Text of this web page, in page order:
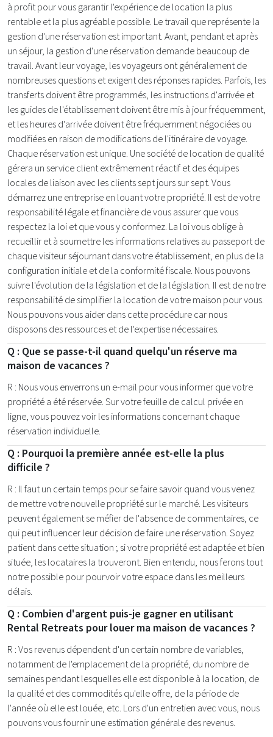
à profit pour vous garantir l'expérience de location la plus
rentable et la plus agréable possible. Le travail que représente la
gestion d'une réservation est important. Avant, pendant et après
un séjour, la gestion d'une réservation demande beaucoup de
travail. Avant leur voyage, les voyageurs ont généralement de
nombreuses questions et exigent des réponses rapides. Parfois, les
transferts doivent être programmés, les instructions d'arrivée et
les guides de l'établissement doivent être mis à jour fréquemment,
et les heures d'arrivée doivent être fréquemment négociées ou
modifiées en raison de modifications de l'itinéraire de voyage.
Chaque réservation est unique. Une société de location de qualité
gérera un service client extrêmement réactif et des équipes
locales de liaison avec les clients sept jours sur sept. Vous
démarrez une entreprise en louant votre propriété. Il est de votre
responsabilité légale et financière de vous assurer que vous
respectez la loi et que vous y conformez. La loi vous oblige à
recueillir et à soumettre les informations relatives au passeport de
chaque visiteur séjournant dans votre établissement, en plus de la
configuration initiale et de la conformité fiscale. Nous pouvons
suivre l'évolution de la législation et de la législation. Il est de notre
responsabilité de simplifier la location de votre maison pour vous.
Nous pouvons vous aider dans cette procédure car nous
disposons des ressources et de l'expertise nécessaires.
Q : Que se passe-t-il quand quelqu'un réserve ma
maison de vacances ?
R : Nous vous enverrons un e-mail pour vous informer que votre
propriété a été réservée. Sur votre feuille de calcul privée en
ligne, vous pouvez voir les informations concernant chaque
réservation individuelle.
Q : Pourquoi la première année est-elle la plus
difficile ?
R : Il faut un certain temps pour se faire savoir quand vous venez
de mettre votre nouvelle propriété sur le marché. Les visiteurs
peuvent également se méfier de l'absence de commentaires, ce
qui peut influencer leur décision de faire une réservation. Soyez
patient dans cette situation ; si votre propriété est adaptée et bien
située, les locataires la trouveront. Bien entendu, nous ferons tout
notre possible pour pourvoir votre espace dans les meilleurs
délais.
Q : Combien d'argent puis-je gagner en utilisant
Rental Retreats pour louer ma maison de vacances ?
R : Vos revenus dépendent d'un certain nombre de variables,
notamment de l'emplacement de la propriété, du nombre de
semaines pendant lesquelles elle est disponible à la location, de
la qualité et des commodités qu'elle offre, de la période de
l'année où elle est louée, etc. Lors d'un entretien avec vous, nous
pouvons vous fournir une estimation générale des revenus.